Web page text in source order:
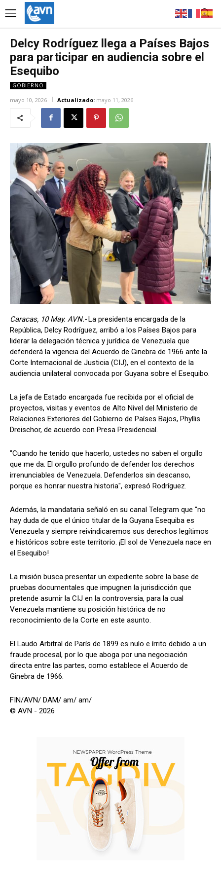
Delcy Rodríguez llega a Países Bajos
para participar en audiencia sobre el
Esequibo
GOBIERNO
mayo 10, 2026 Actualizado: mayo 11, 2026
Caracas, 10 May. AVN.-La presidenta encargada de la
República, Delcy Rodríguez, arribó a los Países Bajos para
liderar la delegación técnica y jurídica de Venezuela que
defenderá la vigencia del Acuerdo de Ginebra de 1966 ante la
Corte Internacional de Justicia (CIJ), en el contexto de la
audiencia unilateral convocada por Guyana sobre el Esequibo.
La jefa de Estado encargada fue recibida por el oficial de
proyectos, visitas y eventos de Alto Nivel del Ministerio de
Relaciones Exteriores del Gobierno de Países Bajos, Phyllis
Dreischor, de acuerdo con Presa Presidencial.
"Cuando he tenido que hacerlo, ustedes no saben el orgullo
que me da. El orgullo profundo de defender los derechos
irrenunciables de Venezuela. Defenderlos sin descanso,
porque es honrar nuestra historia", expresó Rodríguez.
Además, la mandataria señaló en su canal Telegram que "no
hay duda de que el único titular de la Guyana Esequiba es
Venezuela y siempre reivindicaremos sus derechos legítimos
e históricos sobre este territorio. ¡El sol de Venezuela nace en
el Esequibo!
La misión busca presentar un expediente sobre la base de
pruebas documentales que impugnen la jurisdicción que
pretende asumir la CIJ en la controversia, para la cual
Venezuela mantiene su posición histórica de no
reconocimiento de la Corte en este asunto.
El Laudo Arbitral de París de 1899 es nulo e írrito debido a un
fraude procesal, por lo que aboga por una negociación
directa entre las partes, como establece el Acuerdo de
Ginebra de 1966.
FIN/AVN/ DAM/ am/ am/
© AVN - 2026